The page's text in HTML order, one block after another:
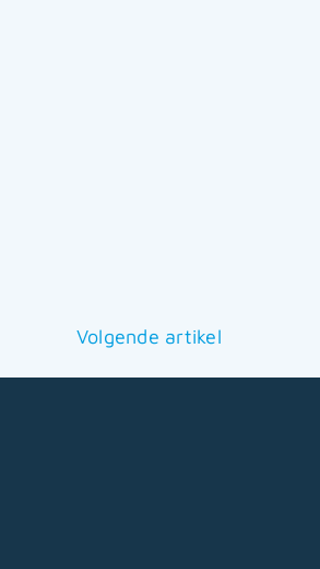
Volgende artikel